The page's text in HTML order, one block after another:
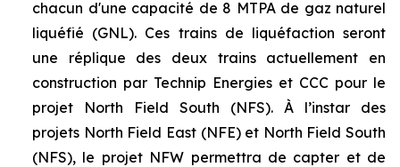
chacun d'une capacité de 8 MTPA de gaz naturel
liquéfié (GNL). Ces trains de liquéfaction seront
une réplique des deux trains actuellement en
construction par Technip Energies et CCC pour le
projet North Field South (NFS). À l’instar des
projets North Field East (NFE) et North Field South
(NFS), le projet NFW permettra de capter et de